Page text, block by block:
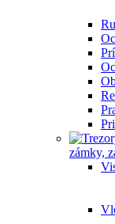
zámky,